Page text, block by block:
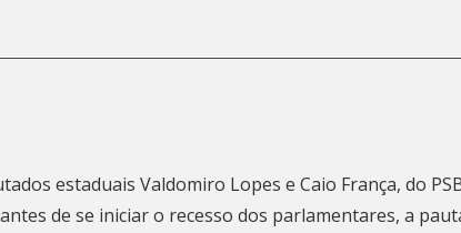
estaduais Valdomiro Lopes e Caio França, do
de se iniciar o recesso dos parlamentares, a